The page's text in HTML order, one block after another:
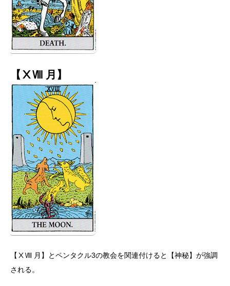
【ⅩⅧ 月】
【ⅩⅧ 月】とペンタクル3の教会を関連付けると【神秘】が強調
される。